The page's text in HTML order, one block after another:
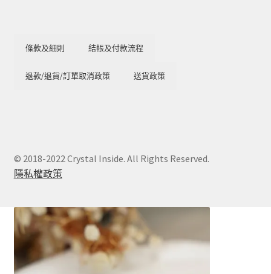
條款及細則 結帳及付款流程
退款/退貨/訂單取消政策 送貨政策
© 2018-2022 Crystal Inside. All Rights Reserved.
隱私權政策